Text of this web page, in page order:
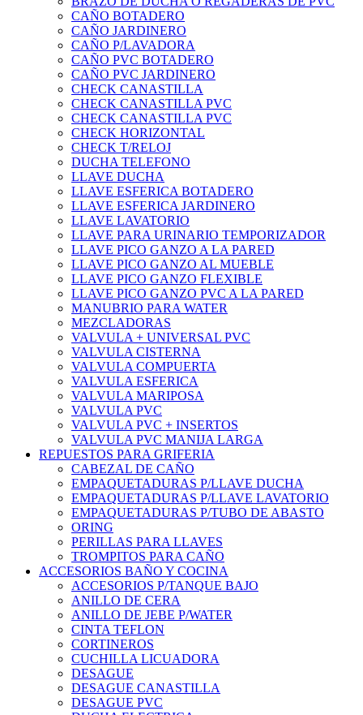
CAÑO BOTADERO
CAÑO JARDINERO
CAÑO P/LAVADORA
CAÑO PVC BOTADERO
CAÑO PVC JARDINERO
CHECK CANASTILLA
CHECK CANASTILLA PVC
CHECK CANASTILLA PVC
CHECK HORIZONTAL
CHECK T/RELOJ
DUCHA TELEFONO
LLAVE DUCHA
LLAVE ESFERICA BOTADERO
LLAVE ESFERICA JARDINERO
LLAVE LAVATORIO
LLAVE PARA URINARIO TEMPORIZADOR
LLAVE PICO GANZO A LA PARED
LLAVE PICO GANZO AL MUEBLE
LLAVE PICO GANZO FLEXIBLE
LLAVE PICO GANZO PVC A LA PARED
MANUBRIO PARA WATER
MEZCLADORAS
VALVULA + UNIVERSAL PVC
VALVULA CISTERNA
VALVULA COMPUERTA
VALVULA ESFERICA
VALVULA MARIPOSA
VALVULA PVC
VALVULA PVC + INSERTOS
VALVULA PVC MANIJA LARGA
REPUESTOS PARA GRIFERIA
CABEZAL DE CAÑO
EMPAQUETADURAS P/LLAVE DUCHA
EMPAQUETADURAS P/LLAVE LAVATORIO
EMPAQUETADURAS P/TUBO DE ABASTO
ORING
PERILLAS PARA LLAVES
TROMPITOS PARA CAÑO
ACCESORIOS BAÑO Y COCINA
ACCESORIOS P/TANQUE BAJO
ANILLO DE CERA
ANILLO DE JEBE P/WATER
CINTA TEFLON
CORTINEROS
CUCHILLA LICUADORA
DESAGUE
DESAGUE CANASTILLA
DESAGUE PVC